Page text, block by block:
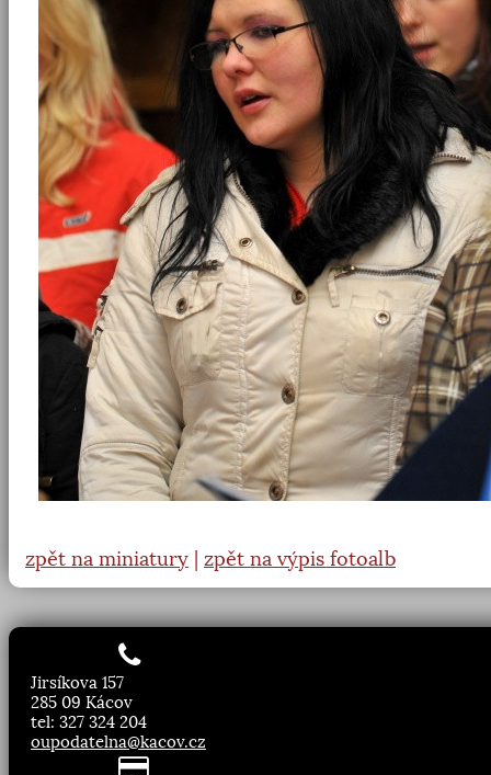
zpět na miniatury zpět na výpis fotoalb
Jirsíkova 157
285 09 Kácov
tel: 327 324 204
oupodatelna@kacov.cz